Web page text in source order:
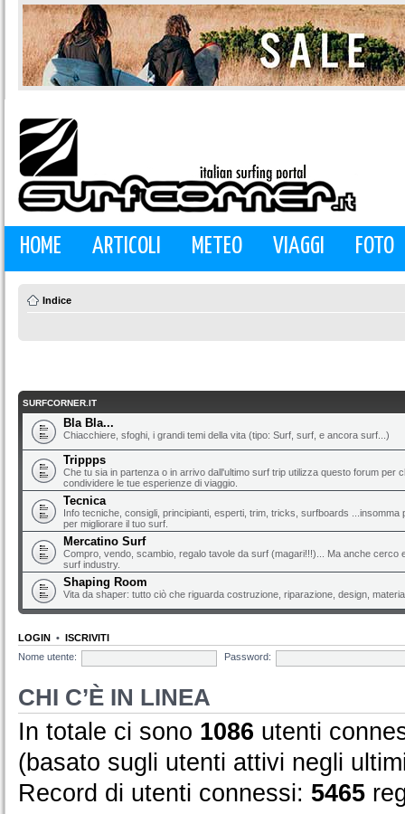
HOME ARTICOLI METEO VIAGGI FOTO
Indice
SURFCORNER.IT
Bla Bla...
Chiacchiere, sfoghi, i grandi temi della vita (tipo: Surf, surf, e ancora surf...)
Trippps
Che tu sia in partenza o in arrivo dall'ultimo surf trip utilizza questo forum per
condividere le tue esperienze di viaggio.
Tecnica
Info tecniche, consigli, principianti, esperti, trim, tricks, surfboards ...insomma
per migliorare il tuo surf.
Mercatino Surf
Compro, vendo, scambio, regalo tavole da surf (magari!!!)... Ma anche cerco
surf industry.
Shaping Room
Vita da shaper: tutto ciò che riguarda costruzione, riparazione, design,
LOGIN • ISCRIVITI
Nome utente:
Password:
CHI C’È IN LINEA
In totale ci sono 1086 utenti
(basato sugli utenti attivi negli
Record di utenti connessi: 5465